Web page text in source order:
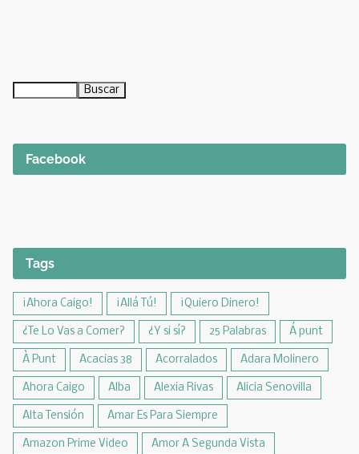
Facebook
Tags
¡Ahora Caigo! ¡Allá Tú! ¡Quiero Dinero!
¿Te Lo Vas a Comer? ¿Y si sí? 25 Palabras Á punt
À Punt Acacias 38 Acorralados Adara Molinero
Ahora Caigo Alba Alexia Rivas Alicia Senovilla
Alta Tensión Amar Es Para Siempre
Amazon Prime Video Amor A Segunda Vista